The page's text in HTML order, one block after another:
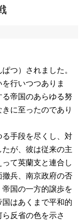
つ）されました。
行いつつありま
帝国のあらゆる努
に至ったのであり
手段を尽くし、対
が、彼は従来の主
て英蘭支と連合し
兵、南京政府の否
国の一方的譲歩を
はあくまで平和的
反省の色を示さ